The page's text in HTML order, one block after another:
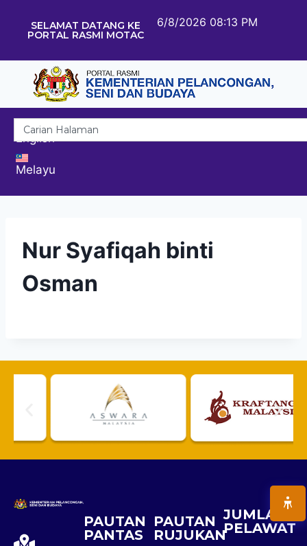
SELAMAT DATANG KE
PORTAL RASMI MOTAC
6/8/2026 08:13 PM
English
Melayu
Nur Syafiqah binti
Osman
PAUTAN
PANTAS
PAUTAN
RUJUKAN
JUMLAH
PELAWAT